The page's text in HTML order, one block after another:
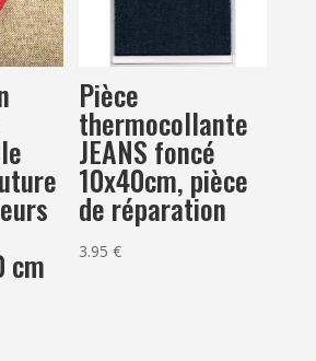
cm
Pièce
thermocollante
JEANS foncé
10x40cm, pièce
de réparation
3.95€